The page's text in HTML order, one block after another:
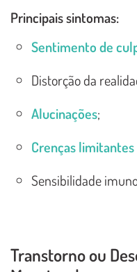
Principais sintomas:
Sentimento de
Distorção da
Alucinações;
Crenças
Sensibilidade
Transtorno ou